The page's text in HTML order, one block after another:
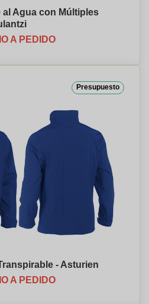
Agua con Múltiples
A PEDIDO
Presupuesto
- Asturien
A PEDIDO